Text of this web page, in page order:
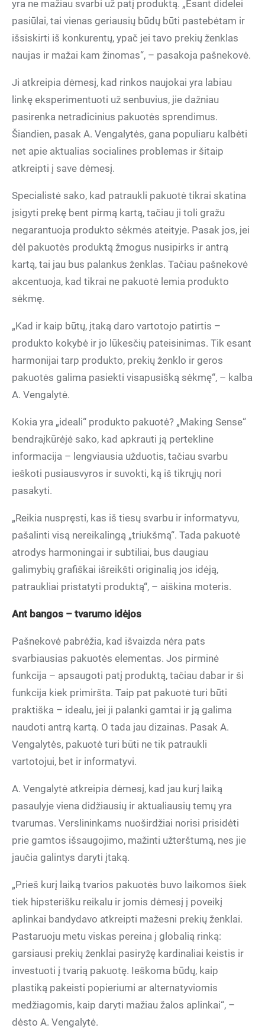
yra ne mažiau svarbi už patį produktą. „Esant didelei
pasiūlai, tai vienas geriausių būdų būti pastebėtam ir
išsiskirti iš konkurentų, ypač jei tavo prekių ženklas
naujas ir mažai kam žinomas“, – pasakoja pašnekovė.
Ji atkreipia dėmesį, kad rinkos naujokai yra labiau
linkę eksperimentuoti už senbuvius, jie dažniau
pasirenka netradicinius pakuotės sprendimus.
Šiandien, pasak A. Vengalytės, gana populiaru kalbėti
net apie aktualias socialines problemas ir šitaip
atkreipti į save dėmesį.
Specialistė sako, kad patraukli pakuotė tikrai skatina
įsigyti prekę bent pirmą kartą, tačiau ji toli gražu
negarantuoja produkto sėkmės ateityje. Pasak jos, jei
dėl pakuotės produktą žmogus nusipirks ir antrą
kartą, tai jau bus palankus ženklas. Tačiau pašnekovė
akcentuoja, kad tikrai ne pakuotė lemia produkto
sėkmę.
„Kad ir kaip būtų, įtaką daro vartotojo patirtis –
produkto kokybė ir jo lūkesčių pateisinimas. Tik esant
harmonijai tarp produkto, prekių ženklo ir geros
pakuotės galima pasiekti visapusišką sėkmę“, – kalba
A. Vengalytė.
Kokia yra „ideali“ produkto pakuotė? „Making Sense“
bendraįkūrėjė sako, kad apkrauti ją pertekline
informacija – lengviausia užduotis, tačiau svarbu
ieškoti pusiausvyros ir suvokti, ką iš tikrųjų nori
pasakyti.
„Reikia nuspręsti, kas iš tiesų svarbu ir informatyvu,
pašalinti visą nereikalingą „triukšmą“. Tada pakuotė
atrodys harmoningai ir subtiliai, bus daugiau
galimybių grafiškai išreikšti originalią jos idėją,
patraukliai pristatyti produktą“, – aiškina moteris.
Ant bangos – tvarumo idėjos
Pašnekovė pabrėžia, kad išvaizda nėra pats
svarbiausias pakuotės elementas. Jos pirminė
funkcija – apsaugoti patį produktą, tačiau dabar ir ši
funkcija kiek primiršta. Taip pat pakuotė turi būti
praktiška – idealu, jei ji palanki gamtai ir ją galima
naudoti antrą kartą. O tada jau dizainas. Pasak A.
Vengalytės, pakuotė turi būti ne tik patraukli
vartotojui, bet ir informatyvi.
A. Vengalytė atkreipia dėmesį, kad jau kurį laiką
pasaulyje viena didžiausių ir aktualiausių temų yra
tvarumas. Verslininkams nuoširdžiai norisi prisidėti
prie gamtos išsaugojimo, mažinti užterštumą, nes jie
jaučia galintys daryti įtaką.
„Prieš kurį laiką tvarios pakuotės buvo laikomos šiek
tiek hipsterišku reikalu ir jomis dėmesį į poveikį
aplinkai bandydavo atkreipti mažesni prekių ženklai.
Pastaruoju metu viskas pereina į globalią rinką:
garsiausi prekių ženklai pasiryžę kardinaliai keistis ir
investuoti į tvarią pakuotę. Ieškoma būdų, kaip
plastiką pakeisti popieriumi ar alternatyviomis
medžiagomis, kaip daryti mažiau žalos aplinkai“, –
dėsto A. Vengalytė.